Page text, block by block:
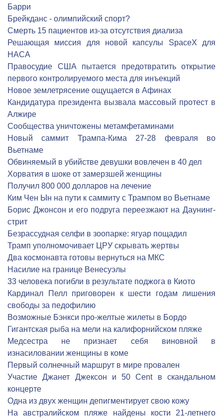
Барри
Брейкданс - олимпийский спорт?
Cмерть 15 пациентов из-за отсутствия диализа
Решающая миссия для новой капсулы SpaceX для
НАСА
Правосудие США пытается предотвратить открытие
первого контролируемого места для инъекций
Новое землетрясение ощущается в Афинах
Кандидатура президента вызвала массовый протест в
Алжире
Сообщества уничтожены метамфетаминами
Новый саммит Трампа-Кима 27-28 февраля во
Вьетнаме
Обвиняемый в убийстве девушки вовлечен в 40 дел
Хорватия в шоке от замерзшей женщины
Получил 800 000 долларов на лечение
Ким Чен Ын на пути к саммиту с Трампом во Вьетнаме
Борис Джонсон и его подруга переезжают на Даунинг-
стрит
Безрассудная селфи в зоопарке: ягуар пощадил
Трамп уполномочивает ЦРУ скрывать жертвы
Два космонавта готовы вернуться на МКС
Насилие на границе Венесуэлы
33 человека погибли в результате поджога в Киото
Кардинал Пелл приговорен к шести годам лишения
свободы за педофилию
Возможные Бэнкси про-желтые жилеты в Бордо
Гигантская рыба на мели на калифорнийском пляже
Медсестра не признает себя виновной в
изнасиловании женщины в коме
Первый солнечный маршрут в мире провален
Участие Джанет Джексон и 50 Cent в скандальном
концерте
Одна из двух женщин депигментирует свою кожу
На австралийском пляже найдены кости 21-летнего